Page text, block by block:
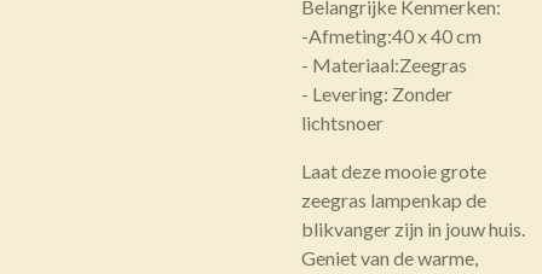
Belangrijke Kenmerken:
-Afmeting:40 x 40 cm
- Materiaal:Zeegras
- Levering: Zonder
lichtsnoer
Laat deze mooie grote
zeegras lampenkap de
blikvanger zijn in jouw huis.
Geniet van de warme,